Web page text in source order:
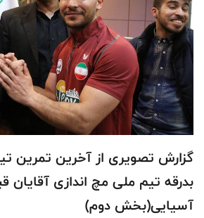
گزارش تصویری از آخرین تمرین
بدرقه تیم ملی مچ اندازی آقایان
آسیایی(بخش دوم)